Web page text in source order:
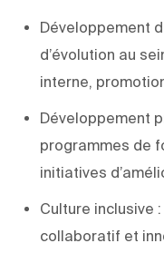
Développement
d’évolution au
interne,
Développement
programmes de
initiatives
Culture inclusive
collaboratif et